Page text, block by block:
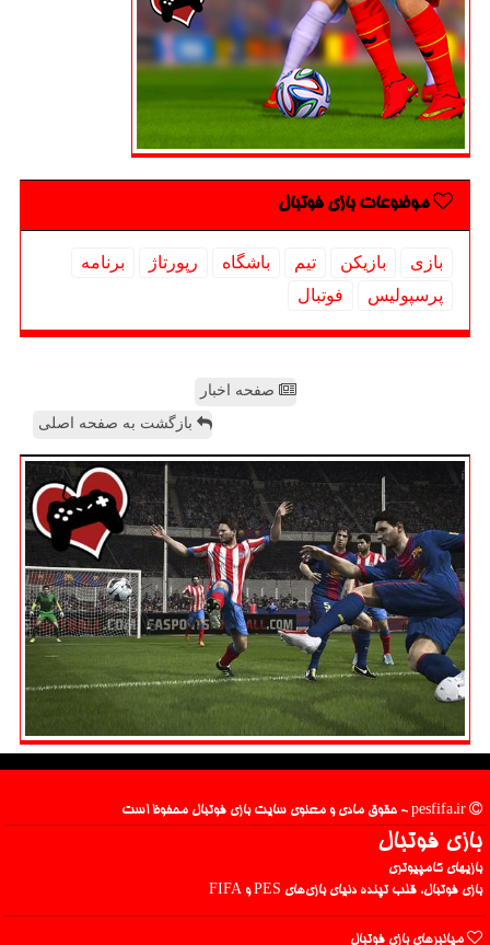
موضوعات بازی فوتبال
بازی بازیكن تیم باشگاه رپورتاژ
برنامه
پرسپولیس
فوتبال
صفحه اخبار
بازگشت به صفحه اصلی
بازی فوتبال
بازیهای کامپیوتری
بازی فوتبال، قلب تپنده دنیای بازی‌های PES و FIFA
میانبرهای بازی فوتبال